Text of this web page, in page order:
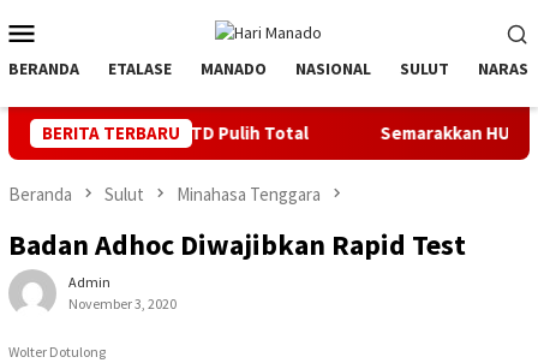
ke
kontenMobile
BERANDA ETALASE MANADO NASIONAL SULUT NARASI
BERITA TERBARU
PLTD Pulih Total Semarakkan HUT ke 81 RI, PLN
Beranda Sulut Minahasa Tenggara
Badan Adhoc Diwajibkan Rapid Test
Admin
November 3, 2020
Wolter Dotulong